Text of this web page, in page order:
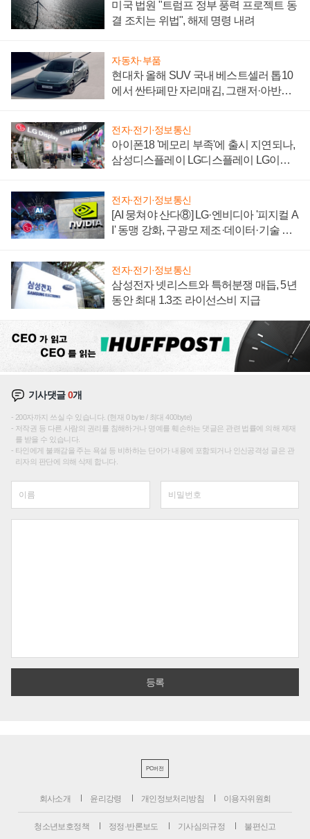
미국 법원 "트럼프 정부 풍력 프로젝트 동
결 조치는 위법", 해제 명령 내려
자동차·부품
현대차 올해 SUV 국내 베스트셀러 톱10
에서 싼타페만 자리매김, 그랜저·아반떼
전자·전기·정보통신
아이폰18 '메모리 부족'에 출시 지연되나,
삼성디스플레이 LG디스플레이 LG이노
전자·전기·정보통신
[AI 뭉쳐야 산다⑧] LG·엔비디아 '피지컬 A
I' 동맹 강화, 구광모 제조·데이터·기술 결
전자·전기·정보통신
삼성전자 넷리스트와 특허분쟁 매듭, 5년
동안 최대 1.3조 라이선스비 지급
기사댓글0개
200자까지 쓰실 수 있습니다. (현재 0 byte / 최대 400byte)
저작권 등 다른 사람의 권리를 침해하거나 명예를 훼손하는 댓글은 관련 법률에 의해 제재
를 받을 수 있습니다.
타인에게 불쾌감을 주는 욕설 등 비하하는 단어가 내용에 포함되거나 인신공격성 글은 관
리자의 판단에 의해 삭제 합니다.
PC버전
회사소개 윤리강령 개인정보처리방침 이용자위원회
청소년보호정책 정정·반론보도 기사심의규정 불편신고